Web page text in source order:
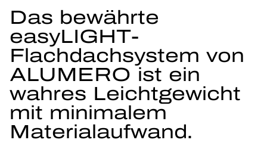
Das bewährte
easyLIGHT-
Flachdachsystem von
ALUMERO ist ein
wahres Leichtgewicht
mit minimalem
Materialaufwand.